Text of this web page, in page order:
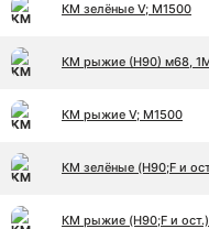
КМ зелёные V; М1500
КМ рыжие (Н90) м68,
КМ рыжие V; M1500
КМ зелёные (H90;F и
КМ рыжие (H90;F и ост.)